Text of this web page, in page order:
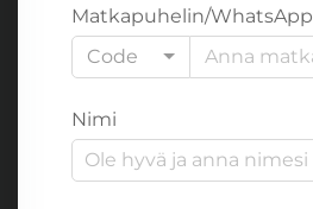
Matkapuhelin/WhatsApp
Code
Nimi